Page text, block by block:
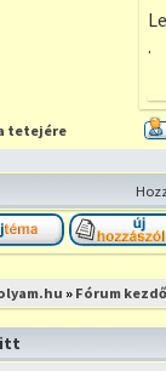
.
tetejére
Új téma nyitása
» Fórum
itt